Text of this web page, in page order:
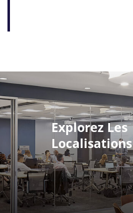
Explorez Les
Localisations